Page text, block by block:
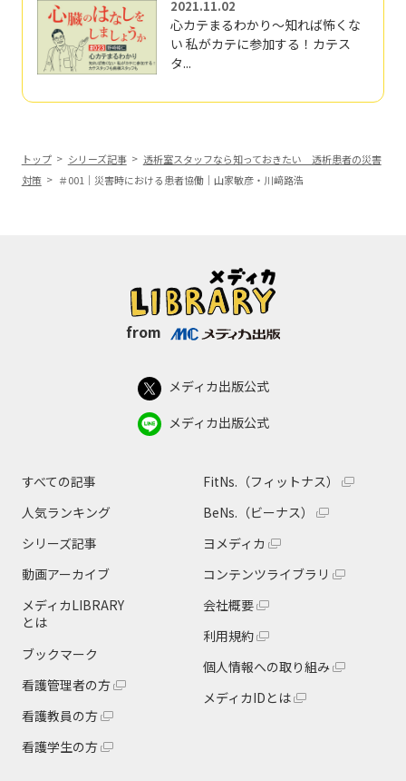
2021.11.02
心カテまるわかり～知れば怖くな
い 私がカテに参加する！カテス
タ...
トップ シリーズ記事
透析室スタッフなら知っておきたい 透析患者の災害
対策
＃001｜災害時における患者協働｜山家敏彦・川﨑路浩
from
メディカ出版公式
メディカ出版公式
すべての記事
人気ランキング
シリーズ記事
動画アーカイブ
メディカLIBRARY
とは
ブックマーク
看護管理者の方
看護教員の方
看護学生の方
FitNs.（フィットナス）
BeNs.（ビーナス）
ヨメディカ
コンテンツライブラリ
会社概要
利用規約
個人情報への取り組み
メディカIDとは